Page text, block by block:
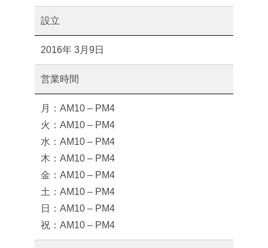
設立
2016年 3月9日
営業時間
月：AM10 – PM4
火：AM10 – PM4
水：AM10 – PM4
木：AM10 – PM4
金：AM10 – PM4
土：AM10 – PM4
日：AM10 – PM4
祝：AM10 – PM4